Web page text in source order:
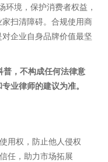
境，保护消费者权益，
扫清障碍。合规使用商
企业自身品牌价值最坚
，不构成任何法律意
业律师的建议为准。
用权，防止他人侵权
任，助力市场拓展